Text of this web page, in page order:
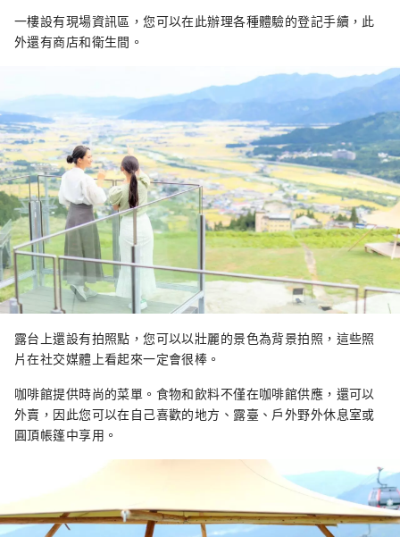
一樓設有現場資訊區，您可以在此辦理各種體驗的登記手續，此
外還有商店和衛生間。
露台上還設有拍照點，您可以以壯麗的景色為背景拍照，這些照
片在社交媒體上看起來一定會很棒。
咖啡館提供時尚的菜單。食物和飲料不僅在咖啡館供應，還可以
外賣，因此您可以在自己喜歡的地方、露臺、戶外野外休息室或
圓頂帳篷中享用。